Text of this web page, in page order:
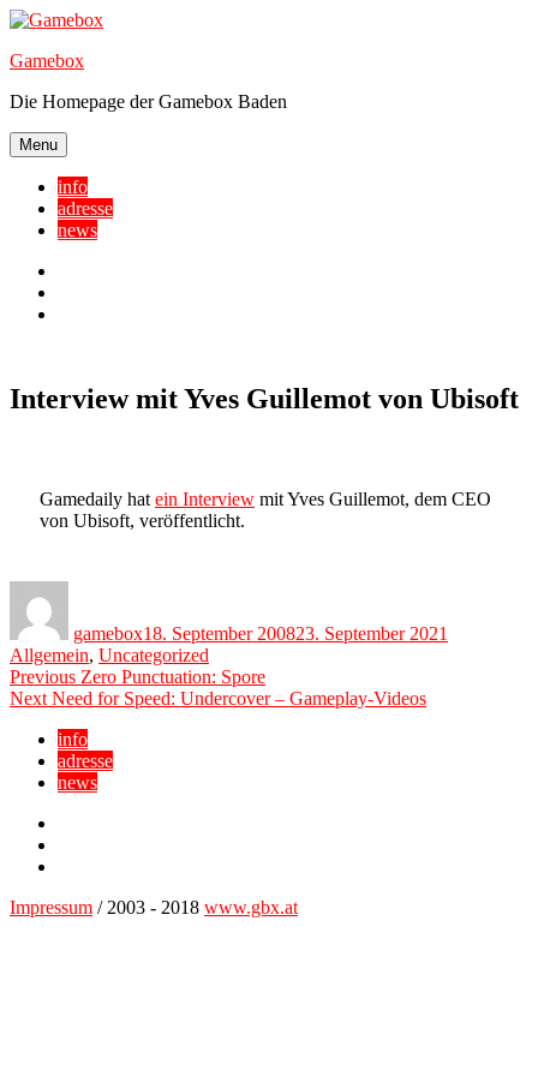
Skip
content
Gamebox
Die Homepage der Gamebox Baden
Menu
info
adresse
news
Interview mit Yves Guillemot von Ubisoft
Gamedaily hat ein Interview mit Yves Guillemot, dem CEO
von Ubisoft, veröffentlicht.
gamebox18. September 200823. September 2021
Allgemein, Uncategorized
Beitragsnavigation
Previous Previous
post:
Zero Punctuation: Spore
Next Next
Need for Speed: Undercover – Gameplay-Videos
info
adresse
news
Impressum / 2003 - 2018 www.gbx.at